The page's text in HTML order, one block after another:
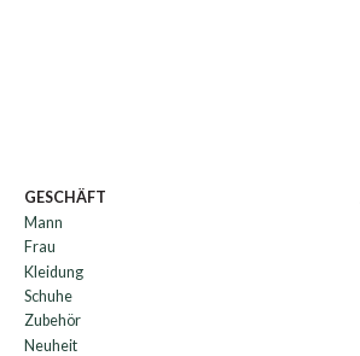
GESCHÄFT
Mann
Frau
Kleidung
Schuhe
Zubehör
Neuheit